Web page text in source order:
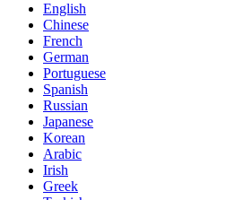
English
Chinese
French
German
Portuguese
Spanish
Russian
Japanese
Korean
Arabic
Irish
Greek